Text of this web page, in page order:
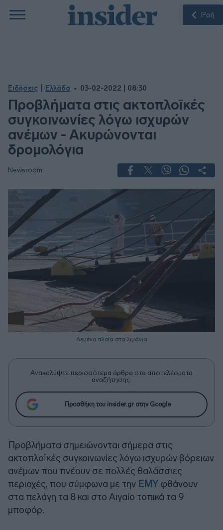
Ροή
Ειδήσεις Ελλάδα 03-02-2022 | 08:30
Προβλήματα στις ακτοπλοϊκές
συγκοινωνίες λόγω ισχυρών
ανέμων - Ακυρώνονται
δρομολόγια
Newsroom
Δεμένα πλοία στα λιμάνια
Ανακαλύψτε περισσότερα άρθρα στα αποτελέσματα
αναζήτησης.
Προσθήκη του insider.gr στην Google
Προβλήματα σημειώνονται σήμερα στις
ακτοπλοϊκές συγκοινωνίες λόγω ισχυρών βόρειων
ανέμων που πνέουν σε πολλές θαλάσσιες
περιοχές, που σύμφωνα με την ΕΜΥ φθάνουν
στα πελάγη τα 8 και στο Αιγαίο τοπικά τα 9
μποφόρ.